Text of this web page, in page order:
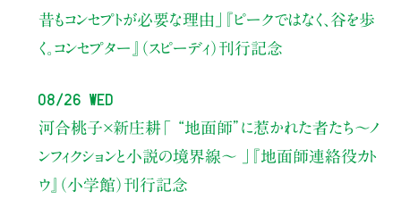
昔もコンセプトが必要な理由」
『ピークではなく、谷を歩
く。コンセプター』（スピーディ）刊行記念
08/26 Wed
河合桃子×新庄耕「 “地面師”に惹かれた者たち〜ノ
ンフィクションと小説の境界線〜 」
『地面師連絡役カト
ウ』（小学館）刊行記念